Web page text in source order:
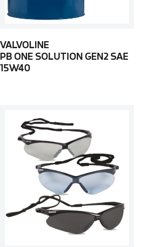
VALVOLINE
PB ONE SOLUTION GEN2 SAE
15W40